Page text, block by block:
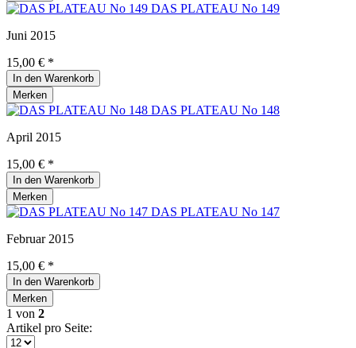
DAS PLATEAU No 149
Juni 2015
15,00 € *
In den Warenkorb
Merken
DAS PLATEAU No 148
April 2015
15,00 € *
In den Warenkorb
Merken
DAS PLATEAU No 147
Februar 2015
15,00 € *
In den Warenkorb
Merken
1 von 2
Artikel pro Seite: